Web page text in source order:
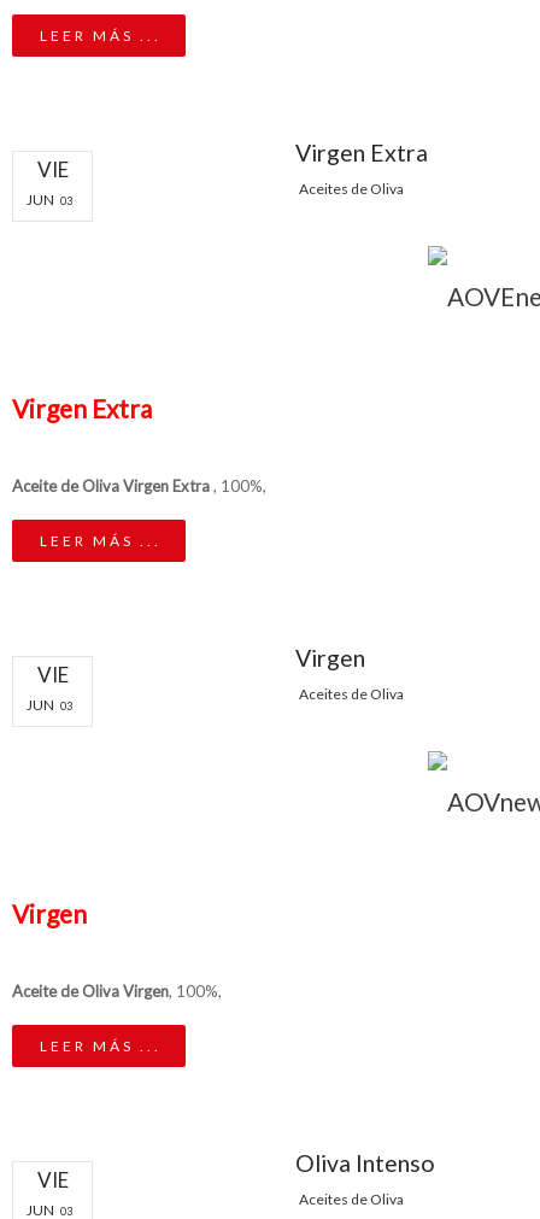
LEER MÁS ...
VIE
JUN 03
Virgen Extra
Aceites de Oliva
Virgen Extra
Aceite de Oliva Virgen Extra, 100%,
LEER MÁS ...
VIE
JUN 03
Virgen
Aceites de Oliva
Virgen
Aceite de Oliva Virgen, 100%,
LEER MÁS ...
VIE
JUN 03
Oliva Intenso
Aceites de Oliva